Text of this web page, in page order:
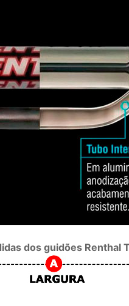
dos guidões Renthal